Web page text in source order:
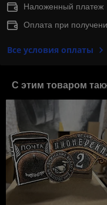
Наложенный платеж
Оплата при
Все условия оплаты
С этим товаром